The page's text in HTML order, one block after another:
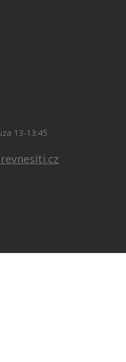
13-13:45